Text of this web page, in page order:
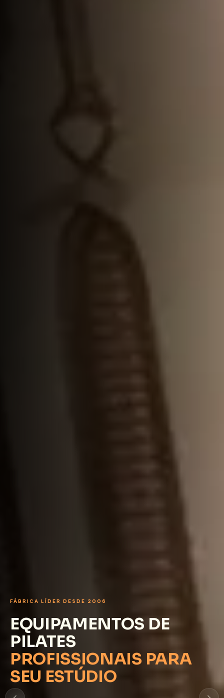
LINHA CLASSICA
FIDELIDADE TOTAL
AO LEGADO DE JOSEPH
PILATES
Equipamentos desenvolvidos rigorosamente nas medidas